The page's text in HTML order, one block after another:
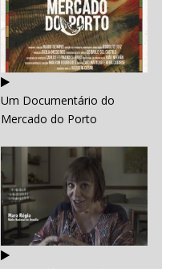
Um Documentário do
Mercado do Porto